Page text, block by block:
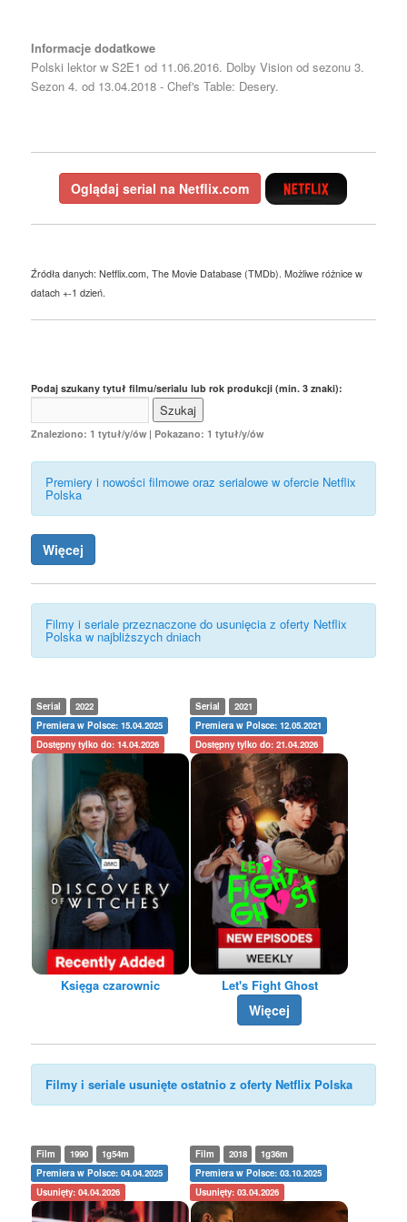
Informacje dodatkowe
Polski lektor w S2E1 od 11.06.2016. Dolby Vision od sezonu 3.
Sezon 4. od 13.04.2018 - Chef's Table: Desery.
Oglądaj serial na Netflix.com
Źródła danych: Netflix.com, The Movie Database (TMDb). Możliwe różnice w
datach +-1 dzień.
Podaj szukany tytuł filmu/serialu lub rok produkcji (min. 3 znaki):
Znaleziono: 1 tytuł/y/ów | Pokazano: 1 tytuł/y/ów
Premiery i nowości filmowe oraz serialowe w ofercie Netflix
Polska
Więcej
Filmy i seriale przeznaczone do usunięcia z oferty Netflix
Polska w najbliższych dniach
Serial
2022
Premiera w Polsce: 15.04.2025
Dostępny tylko do: 14.04.2026
Księga czarownic
Serial
2021
Premiera w Polsce: 12.05.2021
Dostępny tylko do: 21.04.2026
Let's Fight Ghost
Więcej
Filmy i seriale usunięte ostatnio z oferty Netflix Polska
Film 1990
1g54m
Premiera w Polsce: 04.04.2025
Usunięty: 04.04.2026
Film 2018
1g36m
Premiera w Polsce: 03.10.2025
Usunięty: 03.04.2026